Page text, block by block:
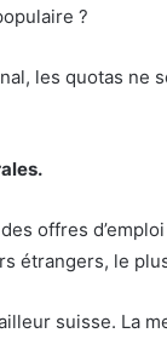
?
les quotas ne
offres
étrangers, le
suisse. La